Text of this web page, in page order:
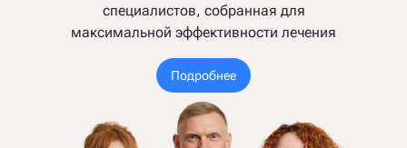
специалистов, собранная для
максимальной эффективности лечения
Подробнее